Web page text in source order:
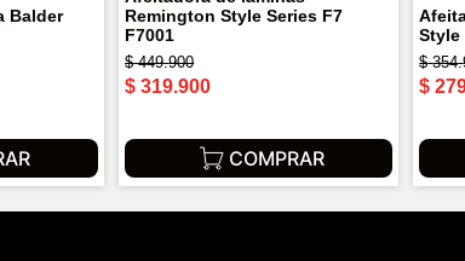
Balder
Remington Style Series F7
F7001
$ 449.900
$ 319.900
COMPRAR
Style
$ 354.
$